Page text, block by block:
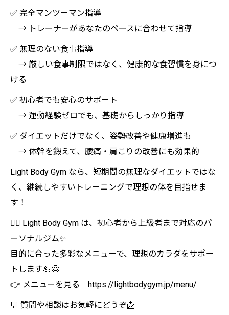
✅ 完全マンツーマン指導
→ トレーナーがあなたのペースに合わせて指導
✅ 無理のない食事指導
→ 厳しい食事制限ではなく、健康的な食習慣を身につ
ける
✅ 初心者でも安心のサポート
→ 運動経験ゼロでも、基礎からしっかり指導
✅ ダイエットだけでなく、姿勢改善や健康増進も
→ 体幹を鍛えて、腰痛・肩こりの改善にも効果的
Light Body Gym なら、短期間の無理なダイエットではな
く、継続しやすいトレーニングで理想の体を目指せま
す！
🏋️‍♀️ Light Body Gym は、初心者から上級者まで対応のパ
ーソナルジム✨
目的に合った多彩なメニューで、理想のカラダをサポー
トします💪😊
👉 メニューを見る https://lightbodygym.jp/menu/
💬 質問や相談はお気軽にどうぞ📩